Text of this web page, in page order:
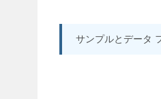
サンプルとデータ